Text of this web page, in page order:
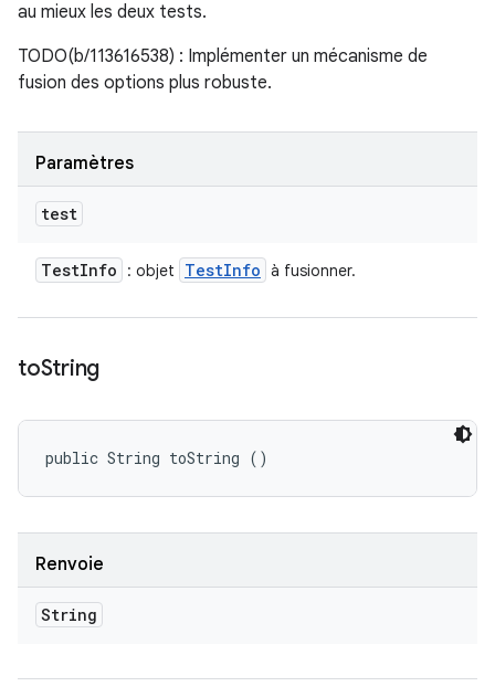
au mieux les deux tests.
TODO(b/113616538) : Implémenter un mécanisme de
fusion des options plus robuste.
Paramètres
test
TestInfo : objet TestInfo à fusionner.
toString
public String toString ()
Renvoie
String